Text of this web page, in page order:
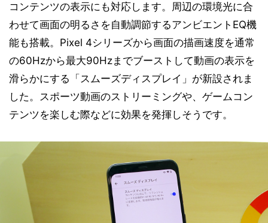
コンテンツの表示にも対応します。周辺の環境光に合
わせて画面の明るさを自動調節するアンビエントEQ機
能も搭載。Pixel 4シリーズから画面の描画速度を通常
の60Hzから最大90Hzまでブーストして動画の表示を
滑らかにする「スムーズディスプレイ」が新設されま
した。スポーツ動画のストリーミングや、ゲームコン
テンツを楽しむ際などに効果を発揮しそうです。